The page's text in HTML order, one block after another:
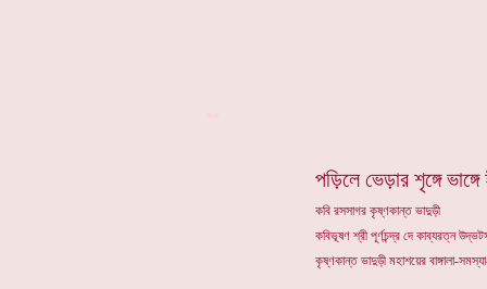
পড়িলে ভেড়ার শৃঙ্গে ভাঙ্গে
কবি রসসাগর কৃষ্ণকান্ত ভাদুড়ী
কবিভূষণ শ্রী পূর্ণচন্দ্র দে কাব্যরত্ন
কৃষ্ণকান্ত ভাদুড়ী মহাশয়ের বাঙ্গালা-